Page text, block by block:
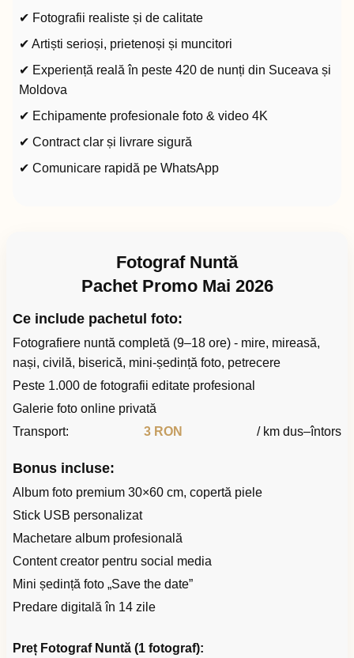
✔ Fotografii realiste și de calitate
✔ Artiști serioși, prietenoși și muncitori
✔ Experiență reală în peste 420 de nunți din Suceava și
Moldova
✔ Echipamente profesionale foto & video 4K
✔ Contract clar și livrare sigură
✔ Comunicare rapidă pe WhatsApp
Fotograf Nuntă
Pachet Promo Mai 2026
Ce include pachetul foto:
Fotografiere nuntă completă (9–18 ore) - mire, mireasă,
nași, civilă, biserică, mini-ședință foto, petrecere
Peste 1.000 de fotografii editate profesional
Galerie foto online privată
Transport:
3 RON / km dus–întors
Bonus incluse:
Album foto premium 30×60 cm, copertă piele
Stick USB personalizat
Machetare album profesională
Content creator pentru social media
Mini ședință foto „Save the date”
Predare digitală în 14 zile
Preț Fotograf Nuntă (1 fotograf):